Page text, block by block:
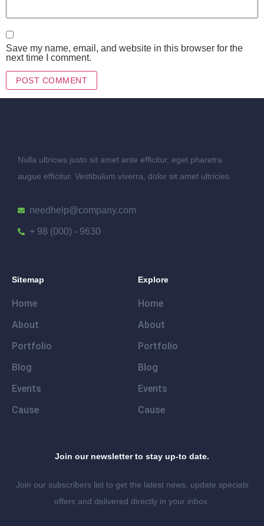
Save my name, email, and website in this browser for the
next time I comment.
Nulla ultricies justo sit amet ante efficitur, eget pharetra
augue efficitur. Vestibulum viverra, dolor sit amet ultricies.
needhelp@company.com
+ 98 (000) - 9630
Sitemap
Home
About
Portfolio
Blog
Events
Cause
Explore
Home
About
Portfolio
Blog
Events
Cause
Join our newsletter to stay up-to date.
Join our subscribers list to get the latest news, update specials
offers and delivered directly in your inbox.